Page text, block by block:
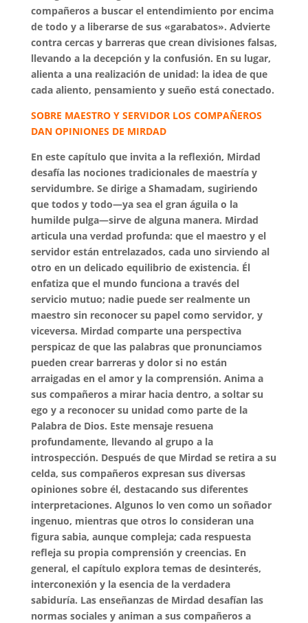
compañeros a buscar el entendimiento por encima
de todo y a liberarse de sus «garabatos». Advierte
contra cercas y barreras que crean divisiones falsas,
llevando a la decepción y la confusión. En su lugar,
alienta a una realización de unidad: la idea de que
cada aliento, pensamiento y sueño está conectado.
SOBRE MAESTRO Y SERVIDOR LOS COMPAÑEROS
DAN OPINIONES DE MIRDAD
En este capítulo que invita a la reflexión, Mirdad
desafía las nociones tradicionales de maestría y
servidumbre. Se dirige a Shamadam, sugiriendo
que todos y todo—ya sea el gran águila o la
humilde pulga—sirve de alguna manera. Mirdad
articula una verdad profunda: que el maestro y el
servidor están entrelazados, cada uno sirviendo al
otro en un delicado equilibrio de existencia. Él
enfatiza que el mundo funciona a través del
servicio mutuo; nadie puede ser realmente un
maestro sin reconocer su papel como servidor, y
viceversa. Mirdad comparte una perspectiva
perspicaz de que las palabras que pronunciamos
pueden crear barreras y dolor si no están
arraigadas en el amor y la comprensión. Anima a
sus compañeros a mirar hacia dentro, a soltar su
ego y a reconocer su unidad como parte de la
Palabra de Dios. Este mensaje resuena
profundamente, llevando al grupo a la
introspección. Después de que Mirdad se retira a su
celda, sus compañeros expresan sus diversas
opiniones sobre él, destacando sus diferentes
interpretaciones. Algunos lo ven como un soñador
ingenuo, mientras que otros lo consideran una
figura sabia, aunque compleja; cada respuesta
refleja su propia comprensión y creencias. En
general, el capítulo explora temas de desinterés,
interconexión y la esencia de la verdadera
sabiduría. Las enseñanzas de Mirdad desafían las
normas sociales y animan a sus compañeros a